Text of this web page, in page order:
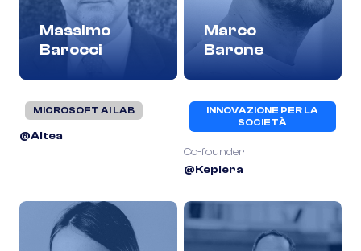
Massimo
Barocci
MICROSOFT AI LAB
@Altea
Marco
Barone
INNOVAZIONE PER LA
SOCIETÀ
Co-founder
@Keplera